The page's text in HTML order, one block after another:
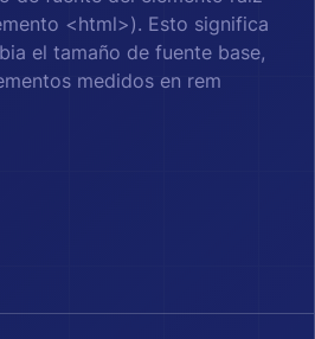
<html>). Esto significa
el tamaño de fuente base,
medidos en rem